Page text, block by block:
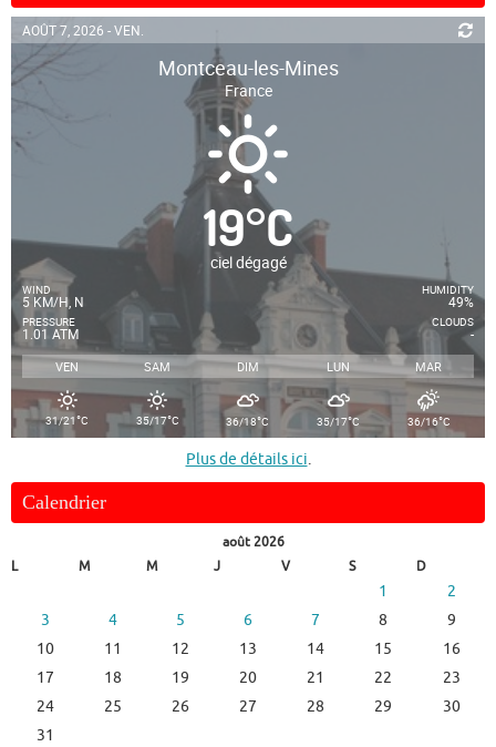
AOÛT 7, 2026 - VEN.
Montceau-les-Mines
France
19°C
ciel dégagé
WIND
5 KM/H, N
PRESSURE
1.01 ATM
HUMIDITY
49%
CLOUDS
-
VEN SAM DIM LUN MAR
31/21°C 35/17°C 36/18°C 35/17°C 36/16°C
Plus de détails ici.
Calendrier
août 2026
L
M M J V S D
1
2
3
4 5 6 7 8
9
10
11 12 13 14 15
16
17
18 19 20 21 22
23
24
25 26 27 28 29
30
31